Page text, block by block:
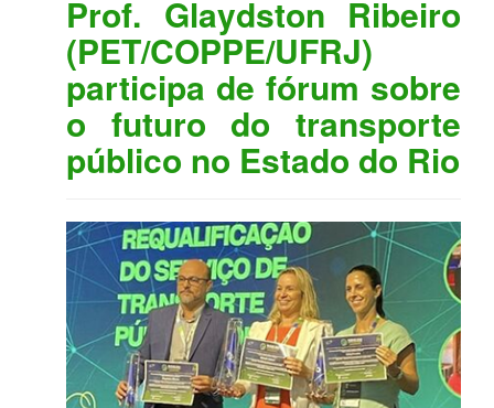
Prof. Glaydston Ribeiro
(PET/COPPE/UFRJ)
participa de fórum sobre
o futuro do transporte
público no Estado do Rio